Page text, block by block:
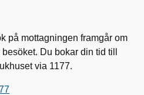
på mottagningen framgår om
Du bokar din tid till
via 1177.